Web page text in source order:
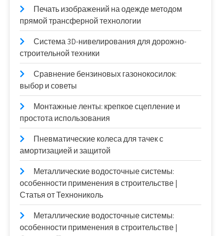
Печать изображений на одежде методом
прямой трансферной технологии
Система 3D-нивелирования для дорожно-
строительной техники
Сравнение бензиновых газонокосилок:
выбор и советы
Монтажные ленты: крепкое сцепление и
простота использования
Пневматические колеса для тачек с
амортизацией и защитой
Металлические водосточные системы:
особенности применения в строительстве |
Статья от Технониколь
Металлические водосточные системы:
особенности применения в строительстве |